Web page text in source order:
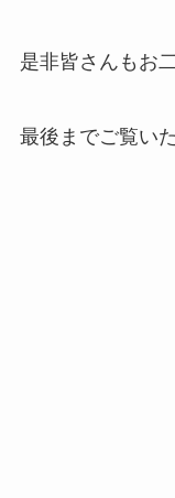
是非皆さんもお
最後までご覧い